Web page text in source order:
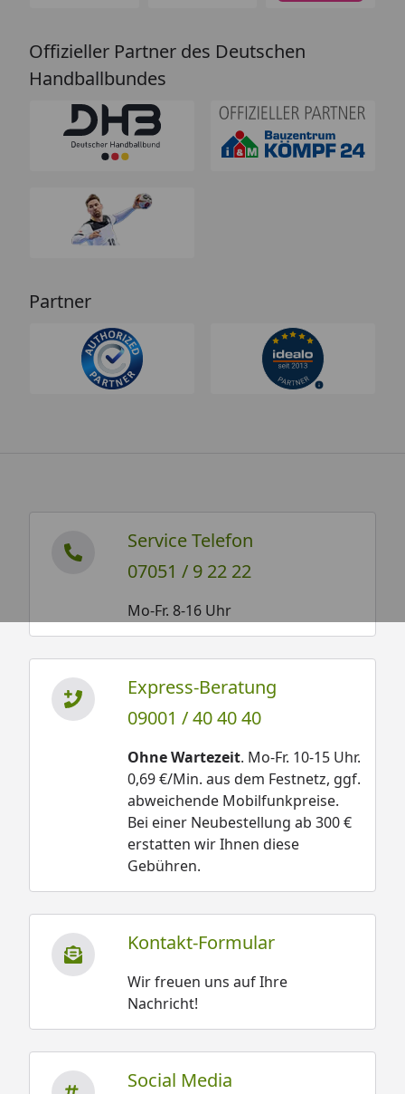
Offizieller Partner des Deutschen
Handballbundes
Partner
Service Telefon
07051 / 9 22 22
Mo-Fr. 8-16 Uhr
Express-Beratung
09001 / 40 40 40
Ohne Wartezeit. Mo-Fr. 10-15 Uhr.
0,69 €/Min. aus dem Festnetz, ggf.
abweichende Mobilfunkpreise.
Bei einer Neubestellung ab 300 €
erstatten wir Ihnen diese
Gebühren.
Kontakt-Formular
Wir freuen uns auf Ihre
Nachricht!
Social Media